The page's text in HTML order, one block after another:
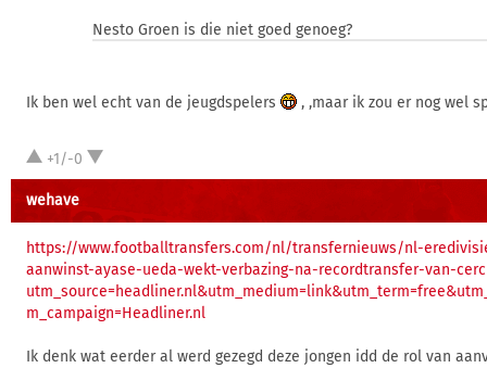
Nesto Groen is die niet goed genoeg?
Ik ben wel echt van de jeugdspelers , ,maar ik zou er nog wel
+1/-0
wehave
https://www.footballtransfers.com/nl/transfernieuws/nl-
aanwinst-ayase-ueda-wekt-verbazing-na-recordtransfer-van-
m_campaign=Headliner.nl
Ik denk wat eerder al werd gezegd deze jongen idd de rol van